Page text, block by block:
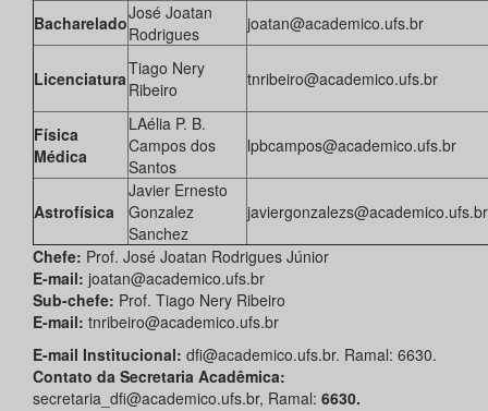
BachareladoJosé Joatan
Rodrigues
joatan@academico.ufs.br
LicenciaturaTiago Nery
Ribeiro
tnribeiro@academico.ufs.br
Física
Médica
LAélia P. B.
Campos dos
Santos
lpbcampos@academico.ufs.br
Astrofísica
Javier Ernesto
Gonzalez
Sanchez
javiergonzalezs@academico.ufs.br
Chefe: Prof. José Joatan Rodrigues Júnior
E-mail: joatan@academico.ufs.br
Sub-chefe: Prof. Tiago Nery Ribeiro
E-mail: tnribeiro@academico.ufs.br
E-mail Institucional: dfi@academico.ufs.br. Ramal: 6630.
Contato da Secretaria Acadêmica:
secretaria_dfi@academico.ufs.br, Ramal: 6630.